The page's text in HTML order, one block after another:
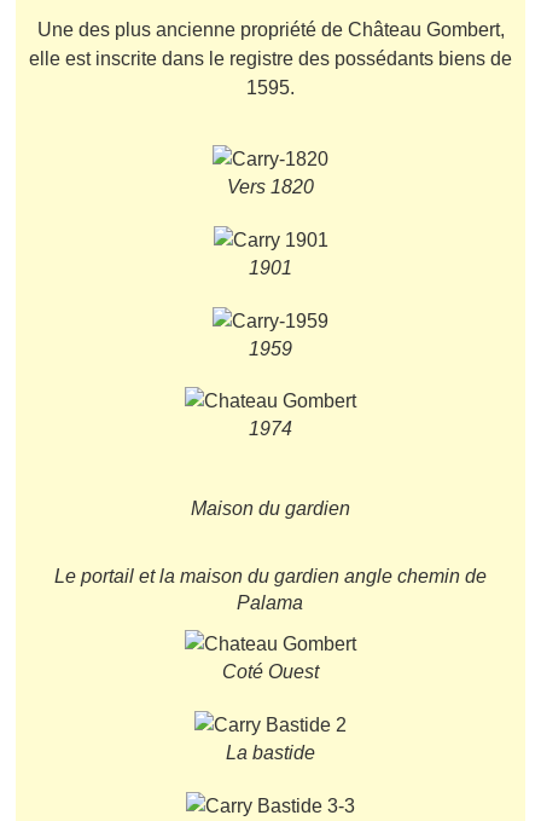
Une des plus ancienne propriété de Château Gombert,
elle est inscrite dans le registre des possédants biens de
1595.
Vers 1820
1901
1959
1974
Maison du gardien
Le portail et la maison du gardien angle chemin de
Palama
Coté Ouest
La bastide